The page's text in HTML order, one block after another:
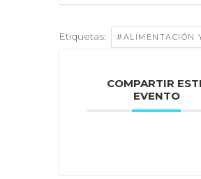
Etiquetas: #ALIMENTACIÓN
COMPARTIR
EVENTO